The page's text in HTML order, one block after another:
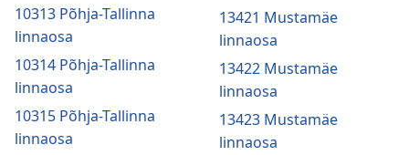
10313 Põhja-Tallinna
linnaosa
10314 Põhja-Tallinna
linnaosa
10315 Põhja-Tallinna
linnaosa
13421 Mustamäe
linnaosa
13422 Mustamäe
linnaosa
13423 Mustamäe
linnaosa